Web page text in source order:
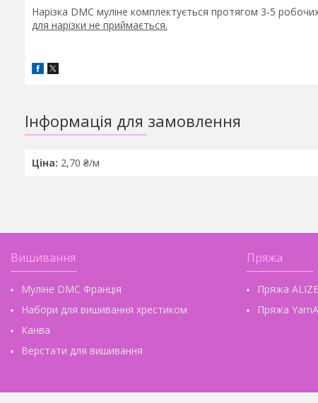
Нарізка DMC муліне комплектується протягом 3-5
для нарізки не приймається.
Інформація для замовлення
Ціна: 2,70 ₴/м
Вишивання
Муліне DMC Франція
Набори для вишивання хрестиком
Канва
Верстати для вишивання
Пряжа
Пряжа ALIZE
Пряжа